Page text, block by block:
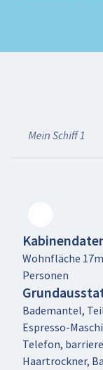
Mein Schiff 1
Wohnfläche
Personen
Bademantel,
Espresso-
Telefon,
Haartrockner,